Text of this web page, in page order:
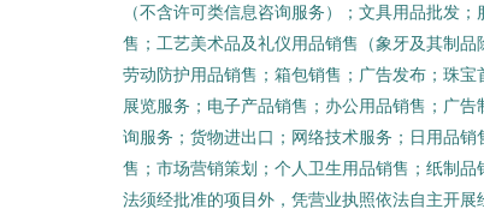
（不含许可类信息咨询服务）；文具用品批发
售；工艺美术品及礼仪用品销售（象牙及其制
劳动防护用品销售；箱包销售；广告发布；珠
展览服务；电子产品销售；办公用品销售；广
询服务；货物进出口；网络技术服务；日用品
售；市场营销策划；个人卫生用品销售；纸制
法须经批准的项目外，凭营业执照依法自主开